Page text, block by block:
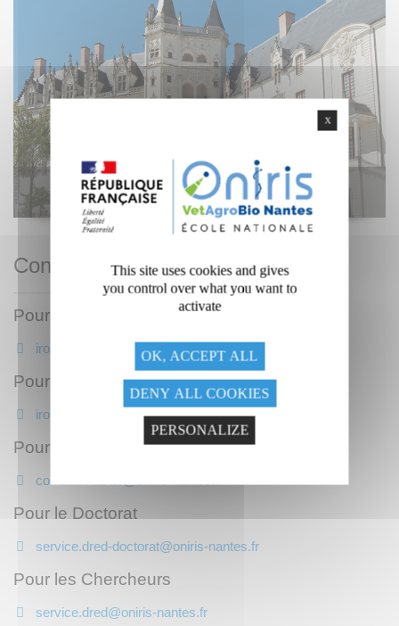
Etudier et vivre à Nantes
Contacter les services
Pour la Formation Vétérinaire
iro.vet@oniris-nantes.fr
Pour la Formation Ingénieur
iro@oniris-nantes.fr
Pour les Formations Masters
contact.master@oniris-nantes.fr
Pour le Doctorat
service.dred-doctorat@oniris-nantes.fr
Pour les Chercheurs
service.dred@oniris-nantes.fr
X
This site uses cookies and gives
you control over what you want to
activate
OK, ACCEPT ALL
DENY ALL COOKIES
PERSONALIZE